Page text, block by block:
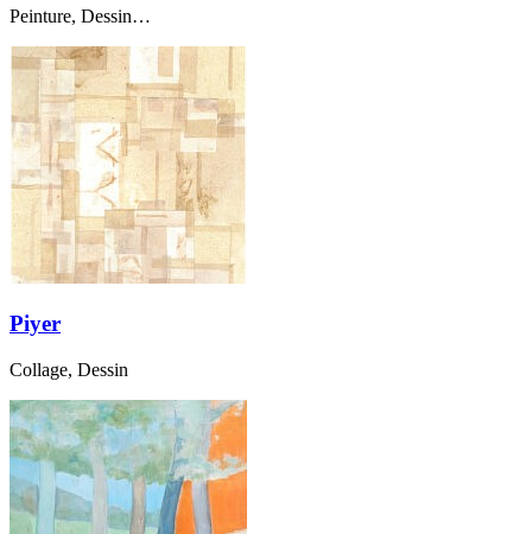
Peinture, Dessin…
Piyer
Collage, Dessin